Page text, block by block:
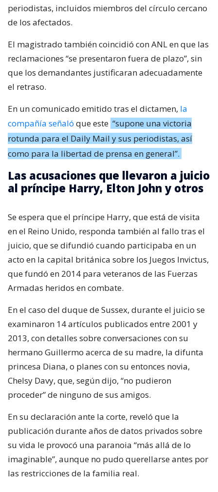
periodistas, incluidos miembros del círculo cercano
de los afectados.
El magistrado también coincidió con ANL en que las
reclamaciones “se presentaron fuera de plazo”, sin
que los demandantes justificaran adecuadamente
el retraso.
En un comunicado emitido tras el dictamen, la
compañía señaló que este “supone una victoria
rotunda para el Daily Mail y sus periodistas, así
como para la libertad de prensa en general”.
Las acusaciones que llevaron a juicio
al príncipe Harry, Elton John y otros
Se espera que el príncipe Harry, que está de visita
en el Reino Unido, responda también al fallo tras el
juicio, que se difundió cuando participaba en un
acto en la capital británica sobre los Juegos Invictus,
que fundó en 2014 para veteranos de las Fuerzas
Armadas heridos en combate.
En el caso del duque de Sussex, durante el juicio se
examinaron 14 artículos publicados entre 2001 y
2013, con detalles sobre conversaciones con su
hermano Guillermo acerca de su madre, la difunta
princesa Diana, o planes con su entonces novia,
Chelsy Davy, que, según dijo, “no pudieron
proceder” de ninguno de sus amigos.
En su declaración ante la corte, reveló que la
publicación durante años de datos privados sobre
su vida le provocó una paranoia “más allá de lo
imaginable”, aunque no pudo querellarse antes por
las restricciones de la familia real.